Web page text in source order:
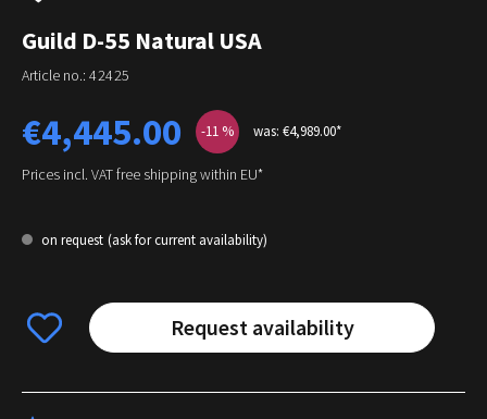
Guild D-55 Natural USA
Article no.: 42425
Sale price:
€4,445.00 -11 % was: €4,989.00*
Prices incl. VAT free shipping within EU*
on request (ask for current availability)
Request availability